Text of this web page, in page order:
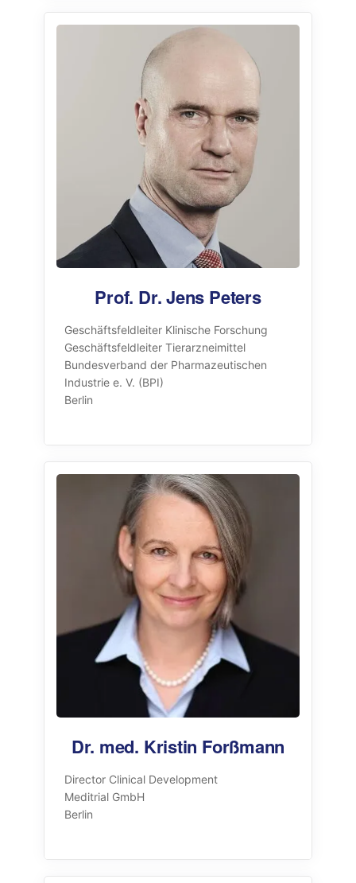
Prof. Dr. Jens Peters
Geschäftsfeldleiter Klinische Forschung
Geschäftsfeldleiter Tierarzneimittel
Bundesverband der Pharmazeutischen
Industrie e. V. (BPI)
Berlin
Dr. med. Kristin Forßmann
Director Clinical Development
Meditrial GmbH
Berlin